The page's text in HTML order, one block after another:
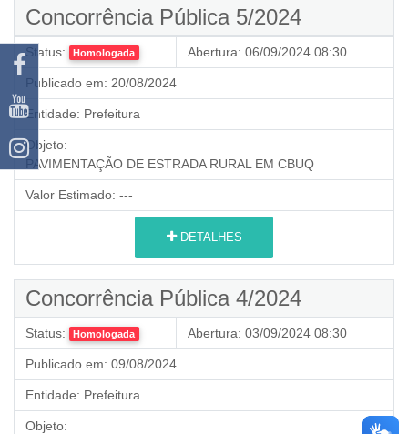
Concorrência Pública 5/2024
Status: Homologada Abertura: 06/09/2024 08:30
Publicado em: 20/08/2024
Entidade: Prefeitura
Objeto:
PAVIMENTAÇÃO DE ESTRADA RURAL EM CBUQ
Valor Estimado: ---
DETALHES
Concorrência Pública 4/2024
Status: Homologada Abertura: 03/09/2024 08:30
Publicado em: 09/08/2024
Entidade: Prefeitura
Objeto: